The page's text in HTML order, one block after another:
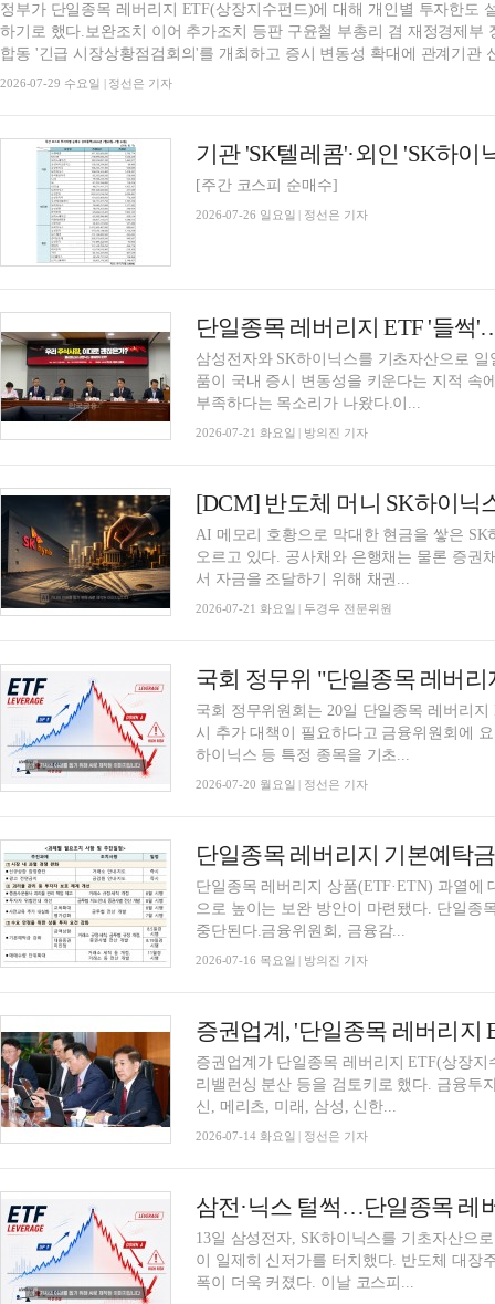
정부가 단일종목 레버리지 ETF(상장지수펀드)에 대해 개인별 투자한도
하기로 했다.보완조치 이어 추가조치 등판 구윤철 부총리 겸 재정경제부 장관은 29일 오후 7시 정부서울청사에서 관계기관
합동 '긴급 시장상황점검회의'를 개최하고 증시 변동성 확대에 관계기관
2026-07-29 수요일 | 정선은 기자
[주간 코스피 순매수]
2026-07-26 일요일 | 정선은 기자
삼성전자와 SK하이닉스를 기초자산으로
품이 국내 증시 변동성을 키운다는 지적 속
부족하다는 목소리가 나왔다.이...
2026-07-21 화요일 | 방의진 기자
[DCM] 반도체 머니 SK하이닉
AI 메모리 호황으로 막대한 현금을 쌓은
오르고 있다. 공사채와 은행채는 물론 증권
서 자금을 조달하기 위해 채권...
2026-07-21 화요일 | 두경우 전문위원
국회 정무위원회는 20일 단일종목 레버리
시 추가 대책이 필요하다고 금융위원회에
하이닉스 등 특정 종목을 기초...
2026-07-20 월요일 | 정선은 기자
단일종목 레버리지 상품(ETF·ETN) 과열에
으로 높이는 보완 방안이 마련됐다. 단일종
중단된다.금융위원회, 금융감...
2026-07-16 목요일 | 방의진 기자
증권업계가 단일종목 레버리지 ETF(상장
리밸런싱 분산 등을 검토키로 했다. 금융투
신, 메리츠, 미래, 삼성, 신한...
2026-07-14 화요일 | 정선은 기자
삼전·닉스 털썩…단일종목 레
13일 삼성전자, SK하이닉스를 기초자산으
이 일제히 신저가를 터치했다. 반도체 대장
폭이 더욱 커졌다. 이날 코스피...